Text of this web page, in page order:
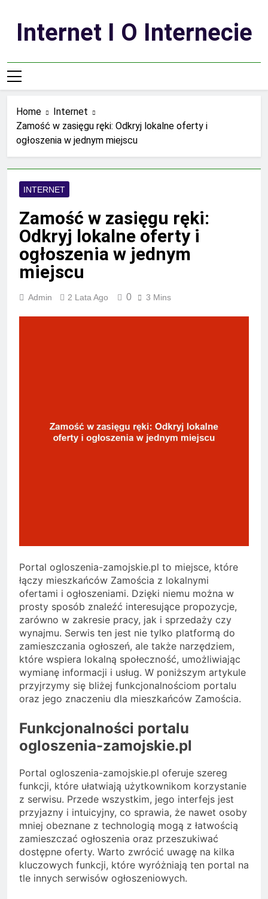
contentInternet I O Internecie
Home
Internet
Zamość w zasięgu ręki: Odkryj lokalne oferty i
ogłoszenia w jednym miejscu
INTERNET
Zamość w zasięgu ręki:
Odkryj lokalne oferty i
ogłoszenia w jednym
miejscu
Admin 2 Lata Ago 0 3 Mins
Portal ogloszenia-zamojskie.pl to miejsce, które
łączy mieszkańców Zamościa z lokalnymi
ofertami i ogłoszeniami. Dzięki niemu można w
prosty sposób znaleźć interesujące propozycje,
zarówno w zakresie pracy, jak i sprzedaży czy
wynajmu. Serwis ten jest nie tylko platformą do
zamieszczania ogłoszeń, ale także narzędziem,
które wspiera lokalną społeczność, umożliwiając
wymianę informacji i usług. W poniższym artykule
przyjrzymy się bliżej funkcjonalnościom portalu
oraz jego znaczeniu dla mieszkańców Zamościa.
Funkcjonalności portalu
ogloszenia-zamojskie.pl
Portal ogloszenia-zamojskie.pl oferuje szereg
funkcji, które ułatwiają użytkownikom korzystanie
z serwisu. Przede wszystkim, jego interfejs jest
przyjazny i intuicyjny, co sprawia, że nawet osoby
mniej obeznane z technologią mogą z łatwością
zamieszczać ogłoszenia oraz przeszukiwać
dostępne oferty. Warto zwrócić uwagę na kilka
kluczowych funkcji, które wyróżniają ten portal na
tle innych serwisów ogłoszeniowych.